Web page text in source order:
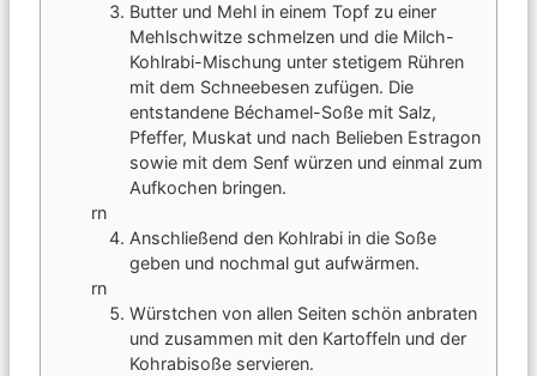
Butter und Mehl in einem Topf zu einer
Mehlschwitze schmelzen und die Milch-
Kohlrabi-Mischung unter stetigem Rühren
mit dem Schneebesen zufügen. Die
entstandene Béchamel-Soße mit Salz,
Pfeffer, Muskat und nach Belieben Estragon
sowie mit dem Senf würzen und einmal zum
Aufkochen bringen.
rn
Anschließend den Kohlrabi in die Soße
geben und nochmal gut aufwärmen.
rn
Würstchen von allen Seiten schön anbraten
und zusammen mit den Kartoffeln und der
Kohrabisoße servieren.